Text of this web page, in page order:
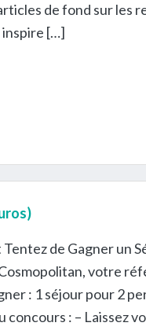
de fond sur les
inspire […]
de Gagner un
votre
: 1 séjour pour 2
concours : – Laissez